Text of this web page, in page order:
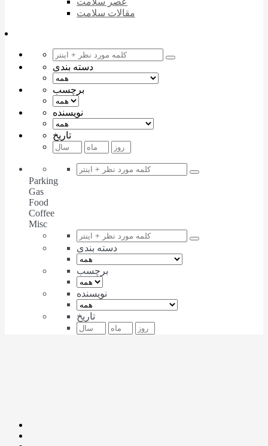
مقالات سلامت
دسته بندی
برچسب
نویسنده
تاریخ
Parking
Gas
Food
Coffee
Misc
دسته بندی
برچسب
نویسنده
تاریخ